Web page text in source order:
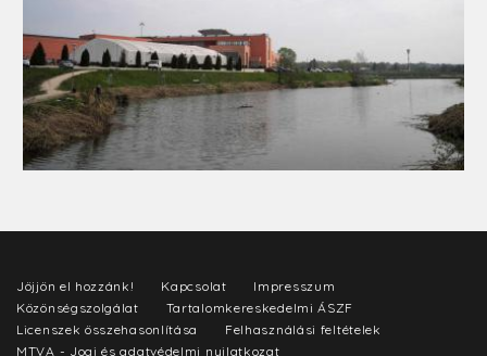
Jöjjön el hozzánk! Kapcsolat
Impresszum
Közönségszolgálat
Tartalomkereskedelmi ÁSZF
Licenszek összehasonlítása
Felhasználási feltételek
MTVA - Jogi és adatvédelmi nyilatkozat